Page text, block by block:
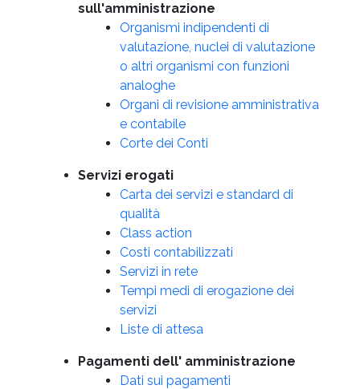
sull'amministrazione
Organismi indipendenti di
valutazione, nuclei di valutazione
o altri organismi con funzioni
analoghe
Organi di revisione amministrativa
e contabile
Corte dei Conti
Servizi erogati
Carta dei servizi e standard di
qualità
Class action
Costi contabilizzati
Servizi in rete
Tempi medi di erogazione dei
servizi
Liste di attesa
Pagamenti dell' amministrazione
Dati sui pagamenti